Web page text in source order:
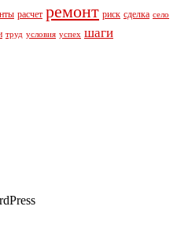
расчет ремонт риск сделка село
труд условия успех шаги